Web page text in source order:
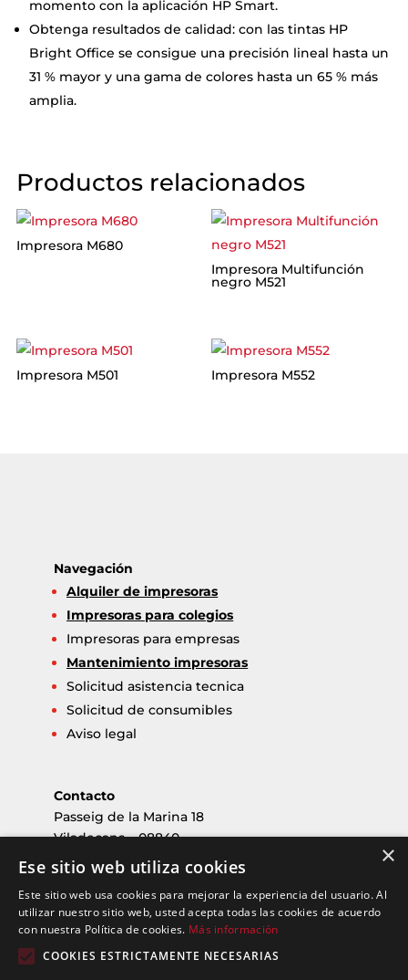
momento con la aplicación HP Smart.
Obtenga resultados de calidad: con las tintas HP
Bright Office se consigue una precisión lineal hasta un
31 % mayor y una gama de colores hasta un 65 % más
amplia.
Productos relacionados
Impresora M680
Impresora Multifunción
negro M521
Impresora M501 Impresora M552
Navegación
Alquiler de impresoras
Impresoras para colegios
Impresoras para empresas
Mantenimiento impresoras
Solicitud asistencia tecnica
Solicitud de consumibles
Aviso legal
Contacto
Passeig de la Marina 18
Viladecans – 08840
Barcelona
Tlf: 936 47 32 25
Horario
×
Ese sitio web utiliza cookies
Este sitio web usa cookies para mejorar la experiencia del usuario. Al
utilizar nuestro sitio web, usted acepta todas las cookies de acuerdo
con nuestra Política de cookies. Más información
COOKIES ESTRICTAMENTE NECESARIAS